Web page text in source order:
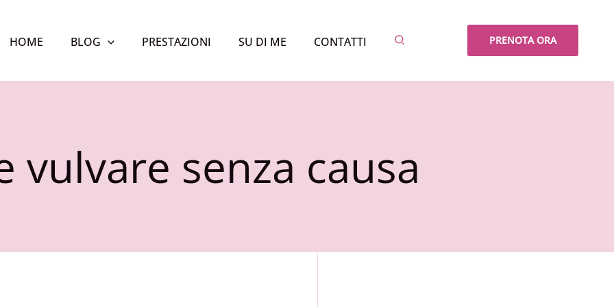
HOME BLOG PRESTAZIONI SU DI ME CONTATTI Cerca PRENOTA ORA
vulvare senza causa